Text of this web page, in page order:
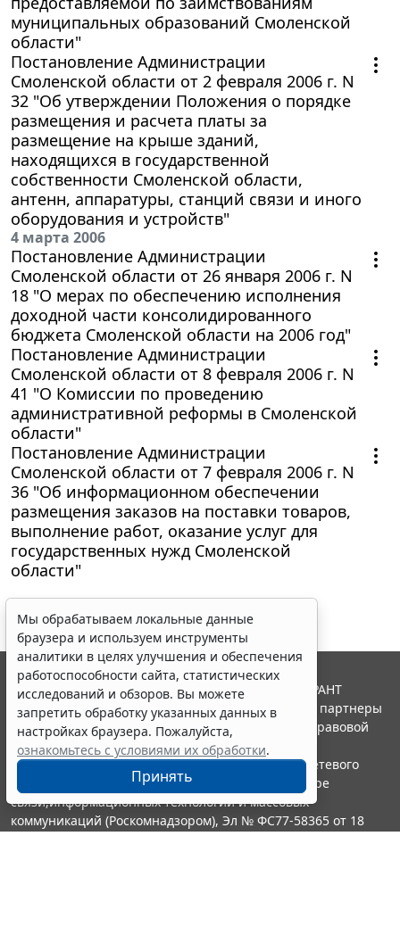
муниципальных образований Смоленской
области"
Постановление Администрации
Смоленской области от 2 февраля 2006 г. N
32 "Об утверждении Положения о порядке
размещения и расчета платы за
размещение на крыше зданий,
находящихся в государственной
собственности Смоленской области,
антенн, аппаратуры, станций связи и иного
оборудования и устройств"
4 марта 2006
Постановление Администрации
Смоленской области от 26 января 2006 г. N
18 "О мерах по обеспечению исполнения
доходной части консолидированного
бюджета Смоленской области на 2006 год"
Постановление Администрации
Смоленской области от 8 февраля 2006 г. N
41 "О Комиссии по проведению
административной реформы в Смоленской
области"
Постановление Администрации
Смоленской области от 7 февраля 2006 г. N
36 "Об информационном обеспечении
размещения заказов на поставки товаров,
выполнение работ, оказание услуг для
государственных нужд Смоленской
области"
Мы обрабатываем локальные данные
браузера и используем инструменты
аналитики в целях улучшения и обеспечения
работоспособности сайта, статистических
исследований и обзоров. Вы можете
запретить обработку указанных данных в
настройках браузера. Пожалуйста,
ознакомьтесь с условиями их обработки.
Принять
© ООО "НПП "ГАРАНТ-СЕРВИС", 2026. Система ГАРАНТ
выпускается с 1990 года. Компания "Гарант" и ее партнеры
являются участниками Российской ассоциации правовой
информации ГАРАНТ.
Портал ГАРАНТ.РУ зарегистрирован в качестве сетевого
издания Федеральной службой по надзору в сфере
связи,информационных технологий и массовых
коммуникаций (Роскомнадзором), Эл № ФС77-58365 от 18